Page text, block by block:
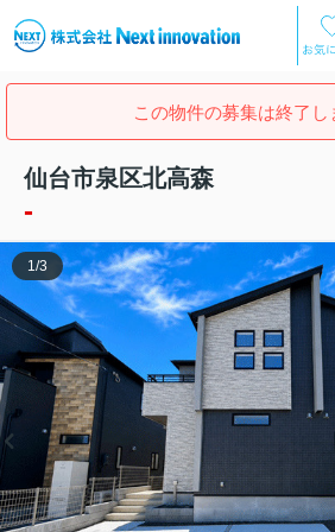
この物件の募集は終了し
仙台市泉区北高森
-
1 /3